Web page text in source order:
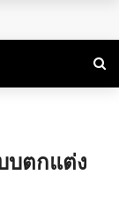
เด็ดใน 3 สไตล์
บตกแต่ง